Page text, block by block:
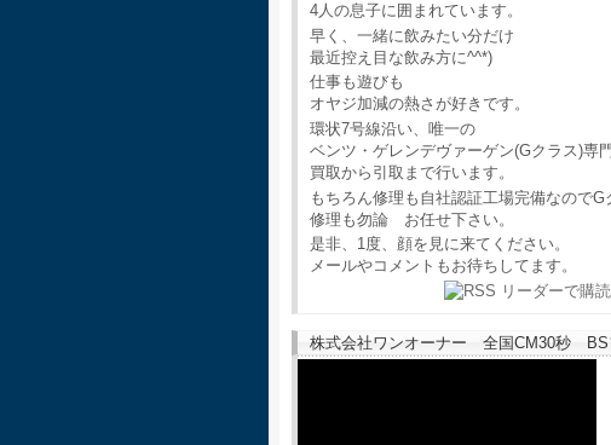
4人の息子に囲まれています。
早く、一緒に飲みたい分だけ
最近控え目な飲み方に^^*)
仕事も遊びも
オヤジ加減の熱さが好きです。
環状7号線沿い、唯一の
ベンツ・ゲレンデヴァーゲン(Gクラス)専
買取から引取まで行います。
もちろん修理も自社認証工場完備なのでG
修理も勿論 お任せ下さい。
是非、1度、顔を見に来てください。
メールやコメントもお待ちしてます。
株式会社ワンオーナー 全国CM30秒 BS